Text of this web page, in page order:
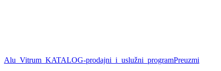
Alu_Vitrum_KATALOG-prodajni_i_uslužni_programPreuzmi